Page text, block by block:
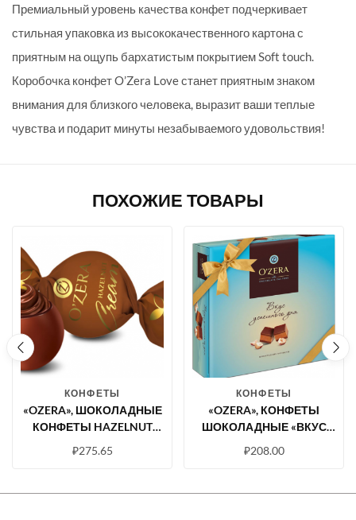
Премиальный уровень качества конфет подчеркивает
стильная упаковка из высококачественного картона с
приятным на ощупь бархатистым покрытием Soft touch.
Коробочка конфет O’Zera Love станет приятным знаком
внимания для близкого человека, выразит ваши теплые
чувства и подарит минуты незабываемого удовольствия!
ПОХОЖИЕ ТОВАРЫ
КОНФЕТЫ
«OZERA», ШОКОЛАДНЫЕ
КОНФЕТЫ HAZELNUT
₽275.65
КОНФЕТЫ
«OZERA», КОНФЕТЫ
ШОКОЛАДНЫЕ «ВКУС
₽208.00